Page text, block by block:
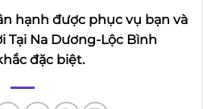
hạnh được phục vụ bạn và
Tại Na Dương-Lộc Bình
đặc biệt.